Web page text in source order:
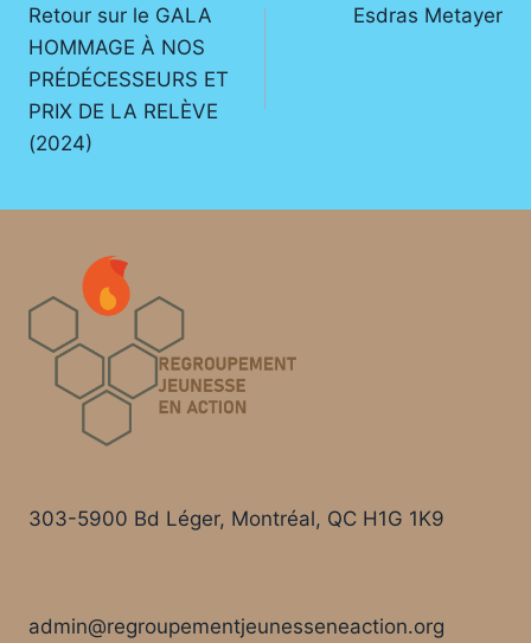
de
l’article
Retour sur le GALA
HOMMAGE À NOS
PRÉDÉCESSEURS ET
PRIX DE LA RELÈVE
(2024)
Esdras Metayer
303-5900 Bd Léger, Montréal, QC H1G 1K9
admin@regroupementjeunesseneaction.org